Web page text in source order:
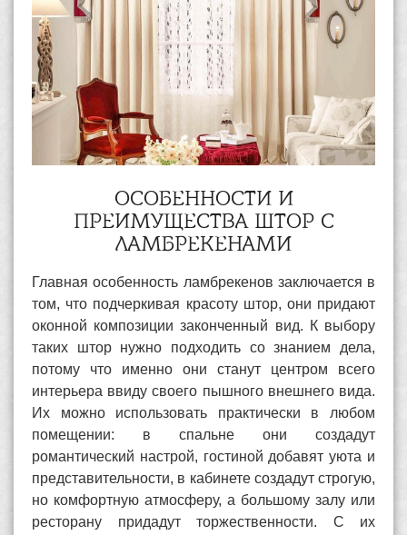
ОСОБЕННОСТИ И
ПРЕИМУЩЕСТВА ШТОР С
ЛАМБРЕКЕНАМИ
Главная особенность ламбрекенов заключается в
том, что подчеркивая красоту штор, они придают
оконной композиции законченный вид. К выбору
таких штор нужно подходить со знанием дела,
потому что именно они станут центром всего
интерьера ввиду своего пышного внешнего вида.
Их можно использовать практически в любом
помещении: в спальне они создадут
романтический настрой, гостиной добавят уюта и
представительности, в кабинете создадут строгую,
но комфортную атмосферу, а большому залу или
ресторану придадут торжественности. С их